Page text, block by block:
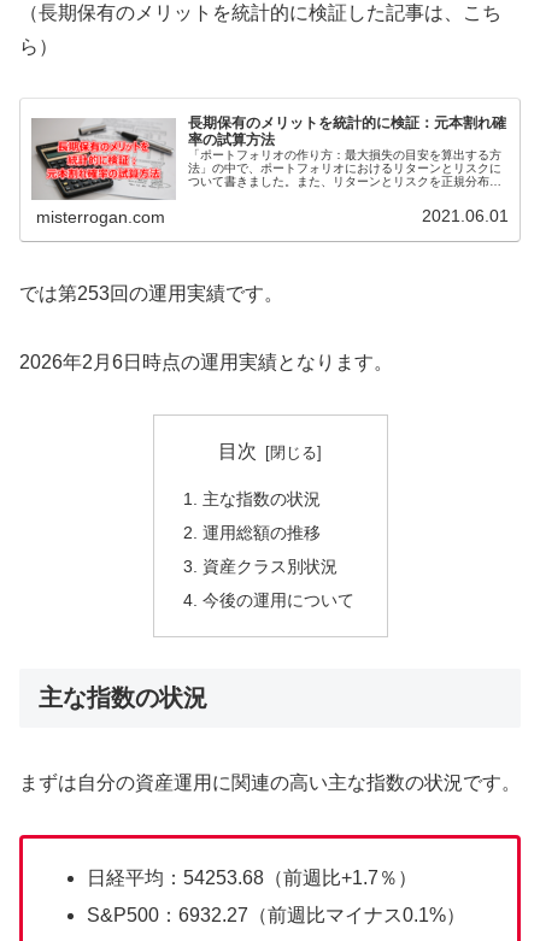
（長期保有のメリットを統計的に検証した記事は、こち
ら）
長期保有のメリットを統計的に検証：元本割れ確
率の試算方法
「ポートフォリオの作り方：最大損失の目安を算出する方
法」の中で、ポートフォリオにおけるリターンとリスクに
ついて書きました。また、リターンとリスクを正規分布と
misterrogan.com 2021.06.01
では第253回の運用実績です。
2026年2月6日時点の運用実績となります。
目次
主な指数の状況
運用総額の推移
資産クラス別状況
今後の運用について
主な指数の状況
まずは自分の資産運用に関連の高い主な指数の状況です。
日経平均：54253.68（前週比+1.7％）
S&P500：6932.27（前週比マイナス0.1%）